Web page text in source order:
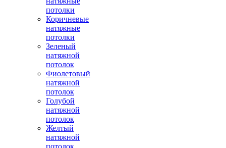
потолки
Коричневые
натяжные
потолки
Зеленый
натяжной
потолок
Фиолетовый
натяжной
потолок
Голубой
натяжной
потолок
Желтый
натяжной
потолок